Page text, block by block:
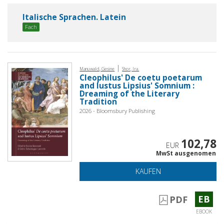
Italische Sprachen. Latein
Fach
Manuwald, Gesine | Shor, Ira.
Cleophilus' De coetu poetarum
and Iustus Lipsius' Somnium :
Dreaming of the Literary
Tradition
2026 - Bloomsbury Publishing
EUR 102,78
MwSt ausgenomen
KAUFEN
PDF EB
EBOOK